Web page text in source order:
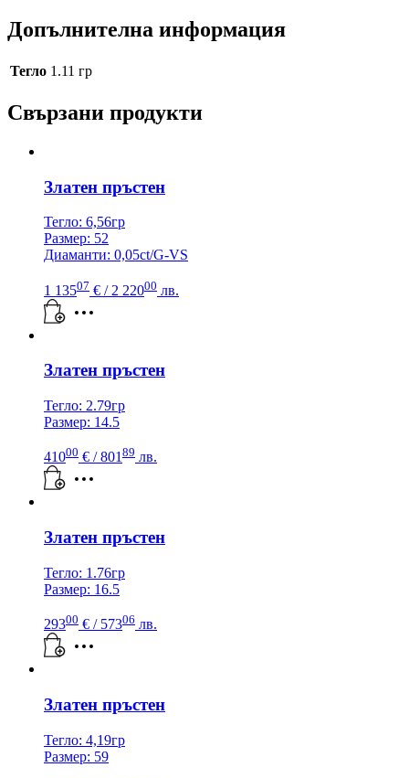
Допълнителна информация
Тегло 1.11 гр
Свързани продукти
Златен пръстен
Тегло: 6,56гр
Размер: 52
Диаманти: 0,05ct/G-VS
1 13507 € / 2 22000 лв.
Златен пръстен
Тегло: 2.79гр
Размер: 14.5
41000 € / 80189 лв.
Златен пръстен
Тегло: 1.76гр
Размер: 16.5
29300 € / 57306 лв.
Златен пръстен
Тегло: 4,19гр
Размер: 59